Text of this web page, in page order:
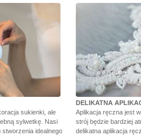
sukienki, ale
sylwetkę. Nasi
idealnego
DELIKATNA
Aplikacja ręczna jest
strój będzie bardziej
delikatna aplikacja